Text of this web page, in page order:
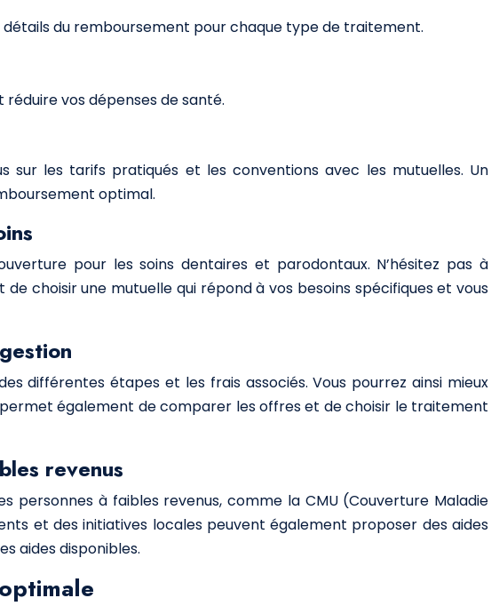
du remboursement pour chaque type de traitement.
vos dépenses de santé.
sur les tarifs pratiqués et les conventions avec les mutuelles. Un
optimal.
pour les soins dentaires et parodontaux. N’hésitez pas à
choisir une mutuelle qui répond à vos besoins spécifiques et vous
différentes étapes et les frais associés. Vous pourrez ainsi mieux
également de comparer les offres et de choisir le traitement
revenus
personnes à faibles revenus, comme la CMU (Couverture Maladie
et des initiatives locales peuvent également proposer des aides
aides disponibles.